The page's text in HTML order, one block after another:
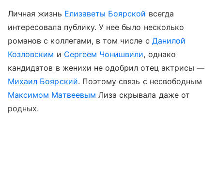
Личная жизнь Елизаветы Боярской всегда
интересовала публику. У нее было несколько
романов с коллегами, в том числе с Данилой
Козловским и Сергеем Чонишвили, однако
кандидатов в женихи не одобрил отец актрисы —
Михаил Боярский. Поэтому связь с несвободным
Максимом Матвеевым Лиза скрывала даже от
родных.